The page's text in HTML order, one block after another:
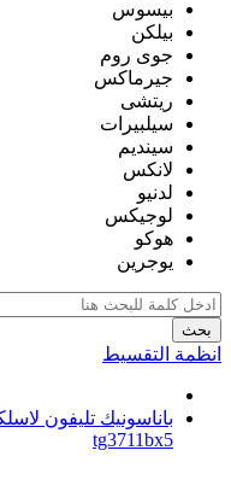
بيسوس
بيلكن
جوى روم
جيرماكس
ريتشى
سيلبيرات
سينديم
لانكس
لدنيو
لوجيكس
هوكو
يوجرين
بحث
انظمة التقسيط
tg3711bx5